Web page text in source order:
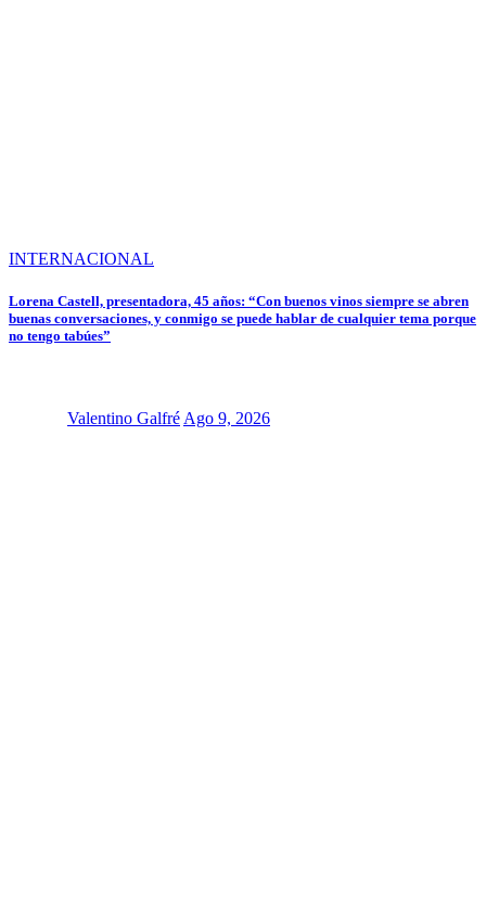
INTERNACIONAL
Lorena Castell, presentadora, 45 años: “Con buenos vinos siempre se abren
buenas conversaciones, y conmigo se puede hablar de cualquier tema porque
no tengo tabúes”
Valentino Galfré Ago 9, 2026